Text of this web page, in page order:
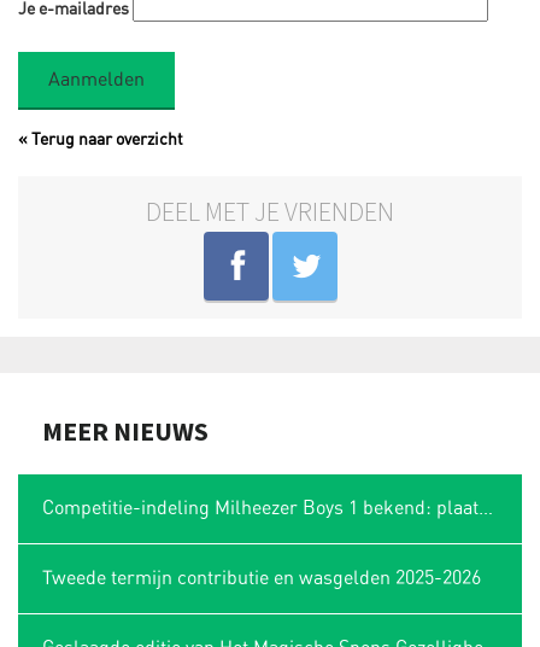
Je e-mailadres
« Terug naar overzicht
DEEL MET JE VRIENDEN
MEER NIEUWS
Competitie-indeling Milheezer Boys 1 bekend: plaatsing in Limburgse hoek
Tweede termijn contributie en wasgelden 2025-2026